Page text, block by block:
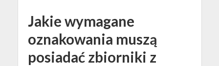
Jakie wymagane
oznakowania muszą
posiadać zbiorniki z